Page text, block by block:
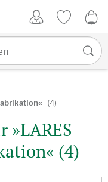
(4)
»LARES
(4)